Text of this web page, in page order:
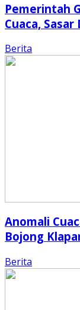
Pemerintah
Cuaca,
Berita
Anomali
Bojong
Berita